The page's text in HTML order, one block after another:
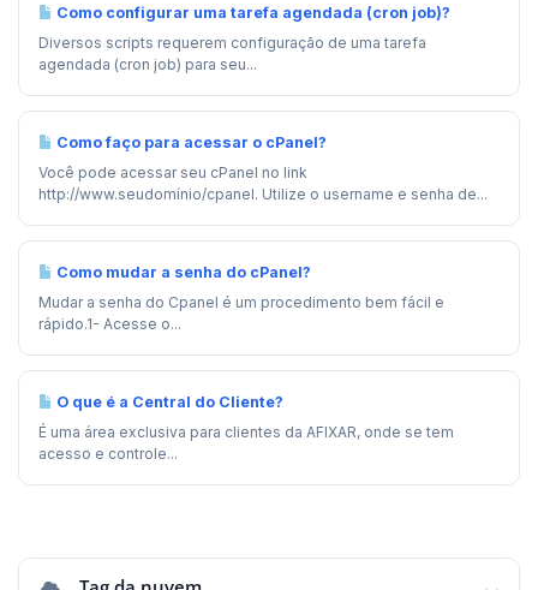
Como configurar uma tarefa agendada (cron job)?
Diversos scripts requerem configuração de uma tarefa
agendada (cron job) para seu...
Como faço para acessar o cPanel?
Você pode acessar seu cPanel no link
http://www.seudomínio/cpanel. Utilize o username e senha de...
Como mudar a senha do cPanel?
Mudar a senha do Cpanel é um procedimento bem fácil e
rápido.1- Acesse o...
O que é a Central do Cliente?
É uma área exclusiva para clientes da AFIXAR, onde se tem
acesso e controle...